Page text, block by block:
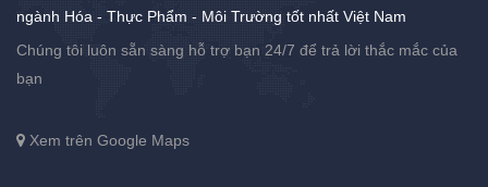
ngành Hóa - Thực Phẩm - Môi Trường tốt nhất Việt Nam
Chúng tôi luôn sẵn sàng hỗ trợ bạn 24/7 để trả lời thắc mắc của
bạn
Xem trên Google Maps